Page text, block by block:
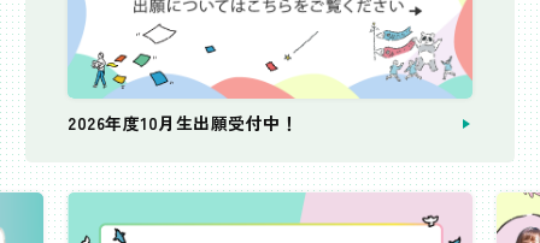
2026年度10月生出願受付中！